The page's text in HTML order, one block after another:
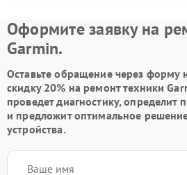
Оформите заявку на
Garmin.
Оставьте обращение через форму
скидку 20% на ремонт техники
проведет диагностику, определит
и предложит оптимальное
устройства.